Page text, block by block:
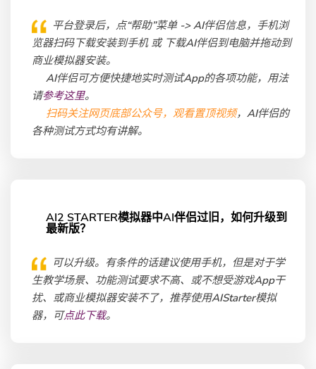
平台登录后，点“帮助”菜单 -> AI伴侣信息，手机浏
览器扫码下载安装到手机 或 下载AI伴侣到电脑并拖动到
商业模拟器安装。
AI伴侣可方便快捷地实时测试App的各项功能，用法
请参考这里。
扫码关注网页底部公众号，观看置顶视频，AI伴侣的
各种测试方式均有讲解。
AI2 STARTER模拟器中AI伴侣过旧，如何升级到
最新版？
可以升级。有条件的话建议使用手机，但是对于学
生教学场景、功能测试要求不高、或不想受游戏App干
扰、或商业模拟器安装不了，推荐使用AIStarter模拟
器，可点此下载。